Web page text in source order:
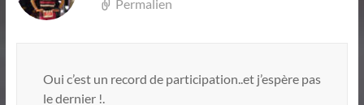
Permalien
Oui c’est un record de participation..et j’espère pas
le dernier !.